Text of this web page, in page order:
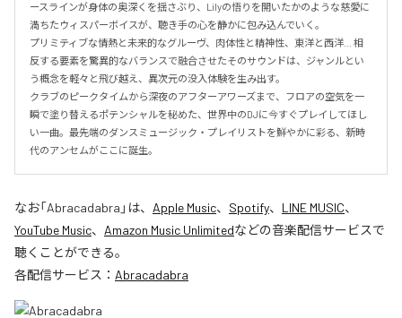
ースラインが身体の奥深くを揺さぶり、Lilyの悟りを開いたかのような慈愛に
満ちたウィスパーボイスが、聴き手の心を静かに包み込んでいく。
プリミティブな情熱と未来的なグルーヴ、肉体性と精神性、東洋と西洋… 相
反する要素を驚異的なバランスで融合させたそのサウンドは、ジャンルとい
う概念を軽々と飛び越え、異次元の没入体験を生み出す。
クラブのピークタイムから深夜のアフターアワーズまで、フロアの空気を一
瞬で塗り替えるポテンシャルを秘めた、世界中のDJに今すぐプレイしてほし
い一曲。最先端のダンスミュージック・プレイリストを鮮やかに彩る、新時
代のアンセムがここに誕生。
なお「Abracadabra 」は、 Apple Music、 Spotify、 LINE MUSIC、
YouTube Music、 Amazon Music Unlimitedなどの音楽配信サービスで
聴くことができる。
各配信サービス： Abracadabra